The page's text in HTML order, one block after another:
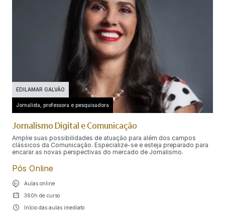
EDILAMAR GALVÃO
Jornalista, professora e pesquisadora
Jornalismo Digital e Comunicação
Amplie suas possibilidades de atuação para além dos campos
clássicos da Comunicação. Especialize-se e esteja preparado para
encarar as novas perspectivas do mercado de Jornalismo.
Pós Online
Aulas online
360h de curso
Início das aulas imediato